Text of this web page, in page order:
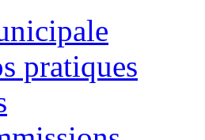
pratiques